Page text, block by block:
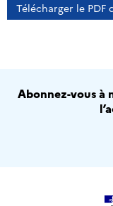
Télécharger le
Abonnez-vous